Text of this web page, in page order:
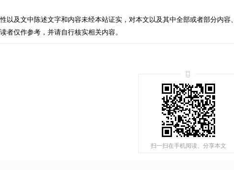
及文中陈述文字和内容未经本站证实，对本文以及其中全部或者部分内容、
者仅作参考，并请自行核实相关内容。
扫一扫在手机阅读、分享本文